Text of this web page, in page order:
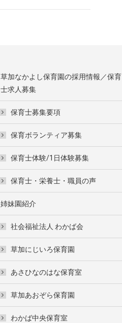
草加なかよし保育園の採用情報／保育
士求人募集
保育士募集要項
保育ボランティア募集
保育士体験/1日体験募集
保育士・栄養士・職員の声
姉妹園紹介
社会福祉法人 わかば会
草加にじいろ保育園
あさひなのはな保育室
草加あおぞら保育園
わかば中央保育室